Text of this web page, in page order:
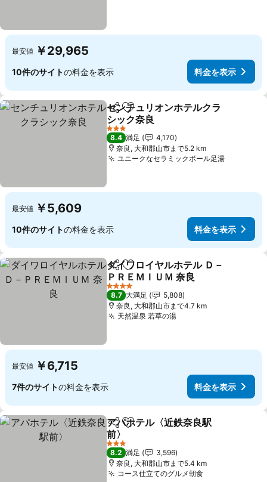
最安値 ￥29,965
10件のサイトの料金を表示 料金を表示
シェアお気に入りに追加
センチュリオンホテルクラ
シック奈良
料金を表示
3 ホテルのランク
8.4 満足
4,170
奈良, 大和郡山市まで5.2 km
ユニークなセラミックボール足湯料金を表
最安値 ￥5,609
10件のサイトの料金を表示 料金を表示
シェアお気に入りに追加
ダイワロイヤルホテル Ｄ－
ＰＲＥＭＩＵＭ 奈良
料金を表示
4 ホテルのランク
8.7 大満足
5,808
奈良, 大和郡山市まで4.7 km
天然温泉 若草の湯料金を表示
最安値 ￥6,715
7件のサイトの料金を表示 料金を表示
シェアお気に入りに追加
アパホテル〈近鉄奈良駅
前〉
料金を表示
3 ホテルのランク
8.2 満足
3,596
奈良, 大和郡山市まで5.4 km
コース仕立てのグルメ朝食料金を表示